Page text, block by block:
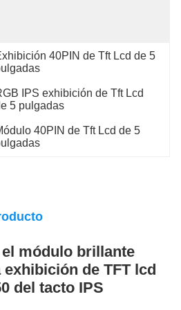
40PIN de Tft Lcd de 5
IPS exhibición de Tft Lcd
5 pulgadas
40PIN de Tft Lcd de 5
módulo brillante
exhibición de TFT lcd
del tacto IPS